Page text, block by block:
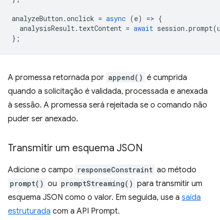
analyzeButton .onclick = async (e) => {
analysisResult. textContent = await session .prompt(
};
A promessa retornada por append() é cumprida
quando a solicitação é validada, processada e anexada
à sessão. A promessa será rejeitada se o comando não
puder ser anexado.
Transmitir um esquema JSON
Adicione o campo responseConstraint ao método
prompt() ou promptStreaming() para transmitir um
esquema JSON como o valor. Em seguida, use a saída
estruturada com a API Prompt.